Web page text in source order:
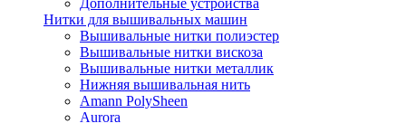
Дополнительные устройства
Нитки для вышивальных машин
Вышивальные нитки полиэстер
Вышивальные нитки вискоза
Вышивальные нитки металлик
Нижняя вышивальная нить
Amann PolySheen
Aurora